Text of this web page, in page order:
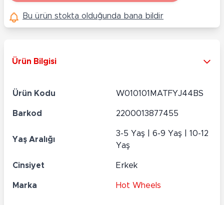
Bu ürün stokta olduğunda bana bildir
Ürün Bilgisi
Ürün Kodu W010101MATFYJ44BS
Barkod 2200013877455
Yaş Aralığı
3-5 Yaş | 6-9 Yaş | 10-12
Yaş
Cinsiyet Erkek
Marka Hot Wheels